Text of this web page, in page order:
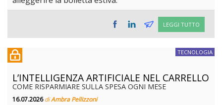
LEGGI TUTTO
TECNOLOGIA
L’INTELLIGENZA ARTIFICIALE NEL CARRELLO
COME RISPARMIARE SULLA SPESA OGNI MESE
16.07.2026diAmbra Pellizzoni